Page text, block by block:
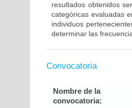
resultados obtenidos
categóricas evaluadas
individuos
determinar las
Convocatoria
Nombre de la
convocatoria: